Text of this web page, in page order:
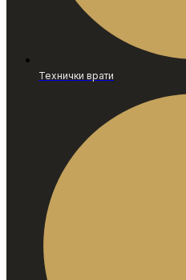
Технички врати